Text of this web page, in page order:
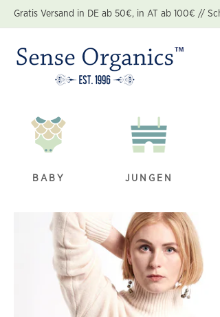
Zum
Inhalt
Gratis Versand in DE ab 50€, in AT ab 100€ //
BABY JUNGEN